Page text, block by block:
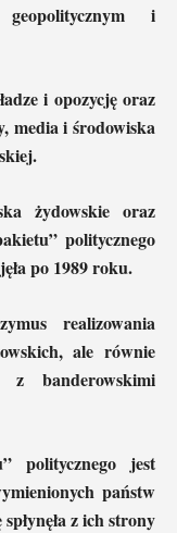
i
i opozycję oraz
media i środowiska
żydowskie oraz
politycznego
po 1989 roku.
realizowania
ale równie
z banderowskimi
politycznego jest
państw
z ich strony